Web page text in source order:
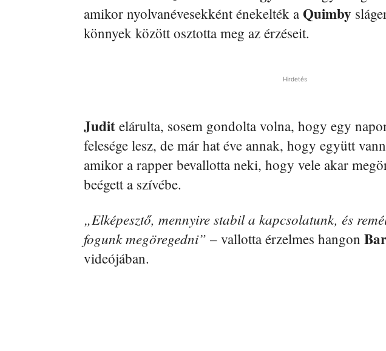
amikor nyolvanévesekként énekelték a Quimby
könnyek között osztotta meg az érzéseit.
Hirdetés
Judit elárulta, sosem gondolta volna, hogy egy
felesége lesz, de már hat éve annak, hogy együtt
amikor a rapper bevallotta neki, hogy vele akar
beégett a szívébe.
„Elképesztő, mennyire stabil a kapcsolatunk, és
fogunk megöregedni” – vallotta érzelmes hangon
videójában.